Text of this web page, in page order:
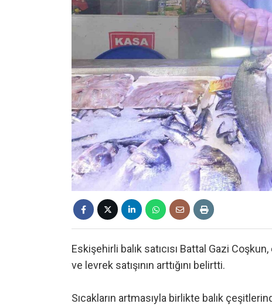
Eskişehirli balık satıcısı Battal Gazi
ve levrek satışının arttığını belirtti.
Sıcakların artmasıyla birlikte balık